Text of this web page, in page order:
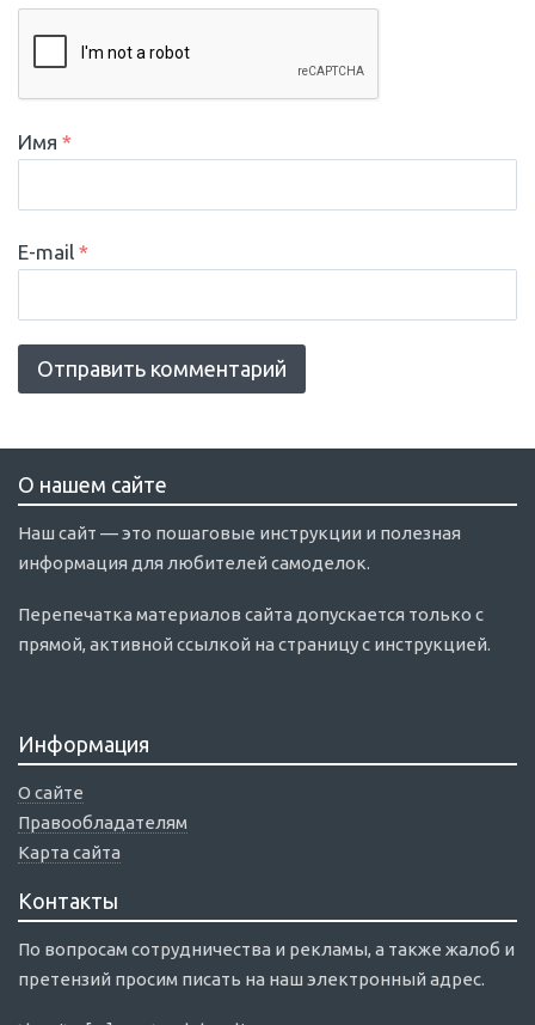
Имя *
E-mail *
О нашем сайте
Наш сайт — это пошаговые инструкции и полезная
информация для любителей самоделок.
Перепечатка материалов сайта допускается только с
прямой, активной ссылкой на страницу с инструкцией.
Информация
О сайте
Правообладателям
Карта сайта
Контакты
По вопросам сотрудничества и рекламы, а также жалоб и
претензий просим писать на наш электронный адрес.